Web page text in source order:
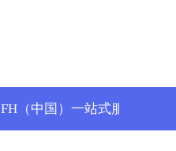
FH（中国）一站式服务平台